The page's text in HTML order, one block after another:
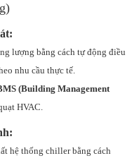
lượng bằng cách tự động điều
nhu cầu thực tế.
(Building Management
HVAC.
hệ thống chiller bằng cách